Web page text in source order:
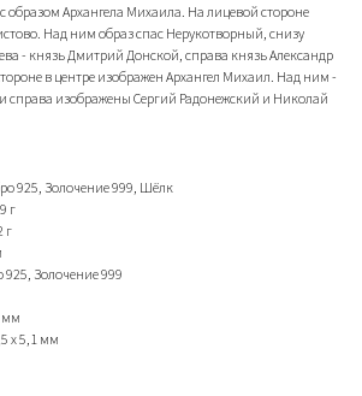
образом Архангела Михаила. На лицевой стороне
Над ним образ спас Нерукотворный, снизу
- князь Дмитрий Донской, справа князь Александр
в центре изображен Архангел Михаил. Над ним -
справа изображены Сергий Радонежский и Николай
925, Золочение 999, Шёлк
г
г
925, Золочение 999
мм
х 5,1 мм